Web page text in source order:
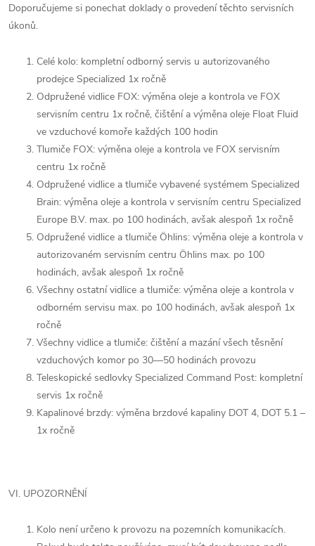
Doporučujeme si ponechat doklady o provedení těchto servisních
úkonů.
Celé kolo: kompletní odborný servis u autorizovaného
prodejce Specialized 1x ročně
Odpružené vidlice FOX: výměna oleje a kontrola ve FOX
servisním centru 1x ročně, čištění a výměna oleje Float Fluid
ve vzduchové komoře každých 100 hodin
Tlumiče FOX: výměna oleje a kontrola ve FOX servisním
centru 1x ročně
Odpružené vidlice a tlumiče vybavené systémem Specialized
Brain: výměna oleje a kontrola v servisním centru Specialized
Europe B.V. max. po 100 hodinách, avšak alespoň 1x ročně
Odpružené vidlice a tlumiče Öhlins: výměna oleje a kontrola v
autorizovaném servisním centru Öhlins max. po 100
hodinách, avšak alespoň 1x ročně
Všechny ostatní vidlice a tlumiče: výměna oleje a kontrola v
odborném servisu max. po 100 hodinách, avšak alespoň 1x
ročně
Všechny vidlice a tlumiče: čištění a mazání všech těsnění
vzduchových komor po 30—50 hodinách provozu
Teleskopické sedlovky Specialized Command Post: kompletní
servis 1x ročně
Kapalinové brzdy: výměna brzdové kapaliny DOT 4, DOT 5.1 –
1x ročně
VI. UPOZORNĚNÍ
Kolo není určeno k provozu na pozemních komunikacích.